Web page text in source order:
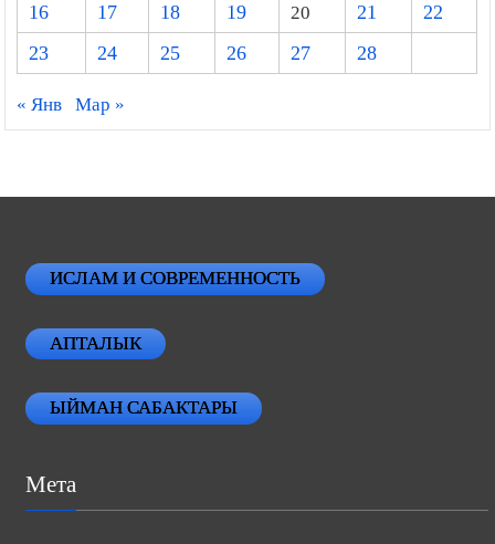
16
17 18 19 20 21
22
23
24 25 26 27 28
« Янв Мар »
ИСЛАМ И СОВРЕМЕННОСТЬ
АПТАЛЫК
ЫЙМАН САБАКТАРЫ
Мета